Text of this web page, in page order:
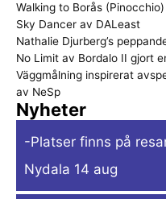
Walking to Borås
Sky Dancer av DALeast
Nathalie Djurberg’s
No Limit av Bordalo II gjort
Väggmålning inspirerat
av NeSp
Nyheter
-Platser finns på
Nydala 14 aug